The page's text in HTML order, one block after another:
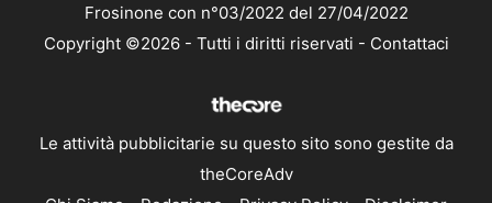
Frosinone con n°03/2022 del 27/04/2022
Copyright ©2026 - Tutti i diritti riservati - Contattaci
Le attività pubblicitarie su questo sito sono gestite da
theCoreAdv